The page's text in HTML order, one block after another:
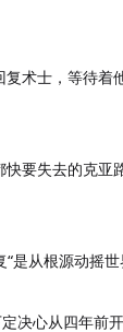
术士，等待着
要失去的克亚
是从根源动摇世
决心从四年前